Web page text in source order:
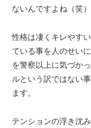
ないんですよね（笑）
性格は凄くキレやす
ている事を人のせい
を警察以上に気づか
ルという訳ではない
ます。
テンションの浮き沈